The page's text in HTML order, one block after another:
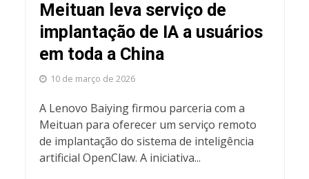
Meituan leva serviço de
implantação de IA a usuários
em toda a China
10 de março de 2026
A Lenovo Baiying firmou parceria com a
Meituan para oferecer um serviço remoto
de implantação do sistema de inteligência
artificial OpenClaw. A iniciativa...